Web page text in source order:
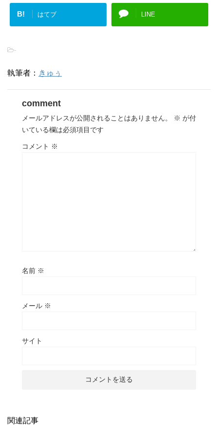
B! はてブ LINE
-
執筆者： きゅぅ
comment
メールアドレスが公開されることはありません。 ※ が付
いている欄は必須項目です
コメント ※
名前 ※
メール ※
サイト
関連記事